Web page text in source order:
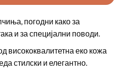
погодни како за
и за специјални поводи.
висококвалитетна еко кожа
стилски и елегантно.